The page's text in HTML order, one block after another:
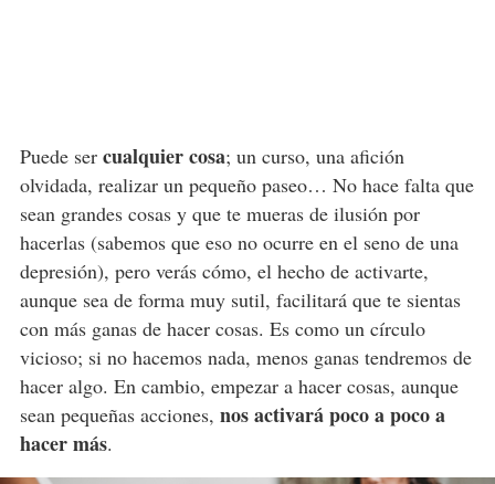
Puede ser cualquier cosa; un curso, una afición
olvidada, realizar un pequeño paseo… No hace falta que
sean grandes cosas y que te mueras de ilusión por
hacerlas (sabemos que eso no ocurre en el seno de una
depresión), pero verás cómo, el hecho de activarte,
aunque sea de forma muy sutil, facilitará que te sientas
con más ganas de hacer cosas. Es como un círculo
vicioso; si no hacemos nada, menos ganas tendremos de
hacer algo. En cambio, empezar a hacer cosas, aunque
sean pequeñas acciones, nos activará poco a poco a
hacer más.